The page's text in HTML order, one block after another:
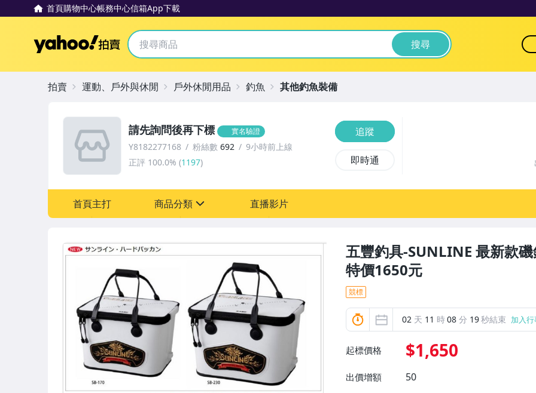
首頁購物中心帳務中心信箱App下載
Yahoo拍賣 搜尋
五豐釣具-SUNLINE 最新款
特價1650元
競標
02 天 11 時08 分 18秒結束 加入
起標價格 $1,650
出價增額 50
請先詢問後再下標 實名驗證
Y8182277168 粉絲數 692
9小時前上線
正評 100.0% (1197)
追蹤
即時通
首頁主打 商品分類 直播影片
拍賣 運動、戶外與休閒 戶外休閒用品 釣魚 其他釣魚裝備